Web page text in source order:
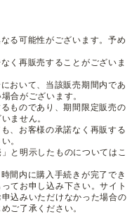
る可能性がございます。予め
く再販売することがございま
おいて、当該販売期間内であ
合がございます。
ものであり、期間限定販売の
ません。
、お客様の承諾なく再販する
。
と明示したものについてはこ
間内に購入手続きが完了でき
てお申し込み下さい。サイト
込みいただけなかった場合の
ご了承ください。